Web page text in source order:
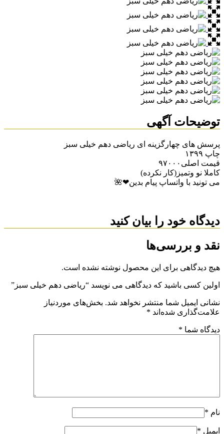
توضیحات آگهی
پرسش های چهارگزینه ای ریاضی دهم خیلی سبز
چاپ ۱۳۹۹
قیمت اصلی۹۷۰۰۰
کاملا نو وتمیز(کار نکرده)
می تونید با واتساپ پیام بدین❤🌺
دیدگاه خود را بیان کنید
نقد و بررسی‌ها
هیچ دیدگاهی برای این محصول نوشته نشده است.
اولین کسی باشید که دیدگاهی می نویسد “ریاضی دهم خیلی سبز”
نشانی ایمیل شما منتشر نخواهد شد.بخش‌های موردنیاز
علامت‌گذاری شده‌اند *
دیدگاه شما *
نام *
ایمیل *